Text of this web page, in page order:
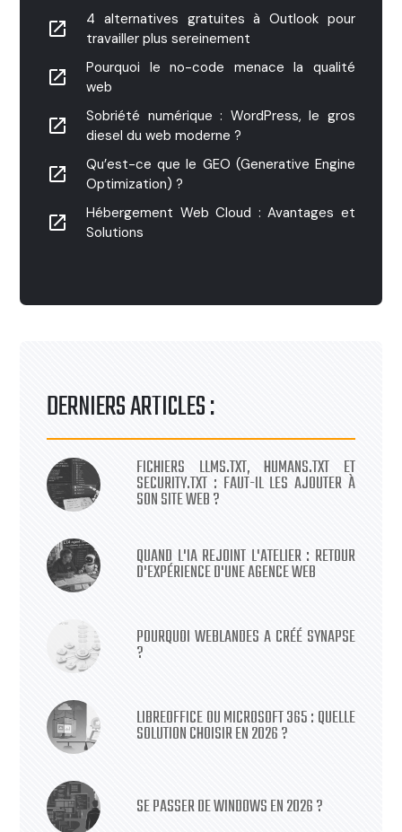
launch
4 alternatives gratuites à Outlook pour
travailler plus sereinement
launch
Pourquoi le no-code menace la qualité
web
launch
Sobriété numérique : WordPress, le gros
diesel du web moderne ?
launch
Qu’est-ce que le GEO (Generative Engine
Optimization) ?
launch
Hébergement Web Cloud : Avantages et
Solutions
DERNIERS ARTICLES :
FICHIERS LLMS.TXT, HUMANS.TXT ET
SECURITY.TXT : FAUT-IL LES AJOUTER À
SON SITE WEB ?
QUAND L'IA REJOINT L'ATELIER : RETOUR
D'EXPÉRIENCE D'UNE AGENCE WEB
POURQUOI WEBLANDES A CRÉÉ SYNAPSE
?
LIBREOFFICE OU MICROSOFT 365 : QUELLE
SOLUTION CHOISIR EN 2026 ?
SE PASSER DE WINDOWS EN 2026 ?